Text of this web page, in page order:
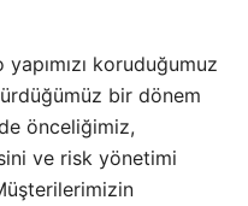
koruduğumuz
bir dönem
önceliğimiz,
ve risk yönetimi